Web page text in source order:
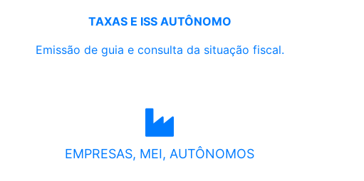
TAXAS E ISS AUTÔNOMO
Emissão de guia e consulta da situação fiscal.
EMPRESAS, MEI, AUTÔNOMOS